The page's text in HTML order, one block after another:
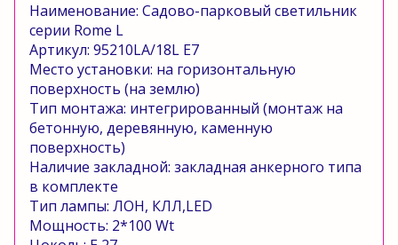
Наименование: Садово-парковый светильник
серии Rome L
Артикул: 95210LA/18L E7
Место установки: на горизонтальную
поверхность (на землю)
Тип монтажа: интегрированный (монтаж на
бетонную, деревянную, каменную
поверхность)
Наличие закладной: закладная анкерного типа
в комплекте
Тип лампы: ЛОН, КЛЛ,LED
Мощность: 2*100 Wt